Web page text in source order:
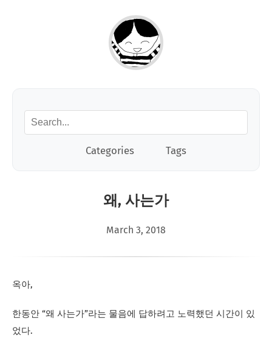
Categories Tags
왜, 사는가
March 3, 2018
옥아,
한동안 “왜 사는가”라는 물음에 답하려고 노력했던 시간이 있
었다.